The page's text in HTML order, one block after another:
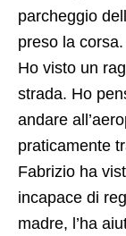
parcheggio
preso la
Ho visto un
strada. Ho
andare
praticamente
Fabrizio ha
incapace di
madre, l’ha